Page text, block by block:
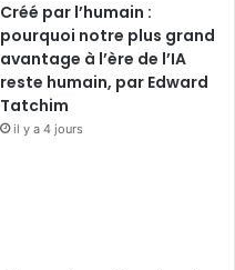
Créé par l’humain :
pourquoi notre plus grand
avantage à l’ère de l’IA
reste humain, par Edward
Tatchim
il y a 4 jours